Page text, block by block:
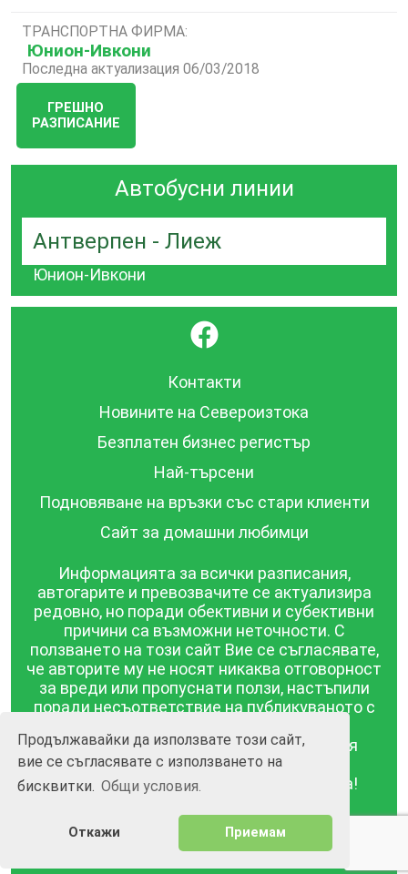
Продължавайки да използвате този сайт,
вие се съгласявате с използването на
бисквитки. Общи условия.
Откажи Приемам
ТРАНСПОРТНА ФИРМА:
Юнион-Ивкони
Последна актуализация 06/03/2018
ГРЕШНО
РАЗПИСАНИЕ
Автобусни линии
Антверпен - Лиеж
Юнион-Ивкони
}
Контакти
Новините на Североизтока
Безплатен бизнес регистър
Най-търсени
Подновяване на връзки със стари клиенти
Сайт за домашни любимци
Информацията за всички разписания,
автогарите и превозвачите се актуализира
редовно, но поради обективни и субективни
причини са възможни неточности. С
ползването на този сайт Вие се съгласявате,
че авторите му не носят никаква отговорност
за вреди или пропуснати ползи, настъпили
поради несъответствие на публикуваното с
публикувана в този сайт се предоставя
такава каквато е, без гаранция за
съответствието ѝ с действителността!
BGrazpisanie.com © 2008 - 2026, Всички права
Изработка на уебсайт и софтуер